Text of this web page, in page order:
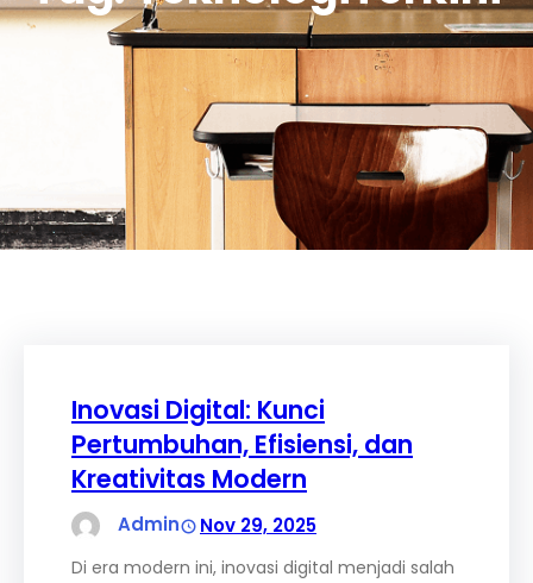
Inovasi Digital: Kunci
Pertumbuhan, Efisiensi, dan
Kreativitas Modern
Admin Nov 29, 2025
Di era modern ini, inovasi digital menjadi salah